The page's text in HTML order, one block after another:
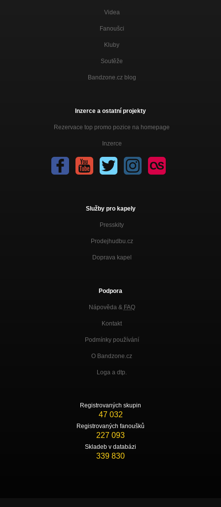
Videa
Fanoušci
Kluby
Soutěže
Bandzone.cz blog
Inzerce a ostatní projekty
Rezervace top promo pozice na homepage
Inzerce
Služby pro kapely
Presskity
Prodejhudbu.cz
Doprava kapel
Podpora
Nápověda & FAQ
Kontakt
Podmínky používání
O Bandzone.cz
Loga a dtp.
Registrovaných skupin
47 032
Registrovaných fanoušků
227 093
Skladeb v databázi
339 830